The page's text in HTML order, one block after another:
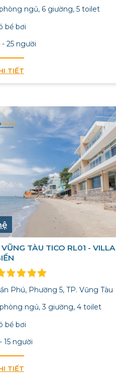
ngủ, 6 giường, 5 toilet
bể bơi
- 25 người
TIẾT
TÀU TICO RL01 - VILLA
Phú, Phường 5, TP. Vũng Tàu
ngủ, 3 giường, 4 toilet
bể bơi
15 người
TIẾT